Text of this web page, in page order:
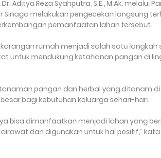
Aditya Reza Syahputra, S.E., M.Ak. melalui
Sinaga melakukan pengecekan langsung
pemanfaatan lahan tersebut.
rumah menjadi salah satu langkah
untuk mendukung ketahanan pangan di
tanaman pangan dan herbal yang ditanam
bagi kebutuhan keluarga sehari-hari.
bisa dimanfaatkan menjadi lahan yang
dan digunakan untuk hal positif,” kata